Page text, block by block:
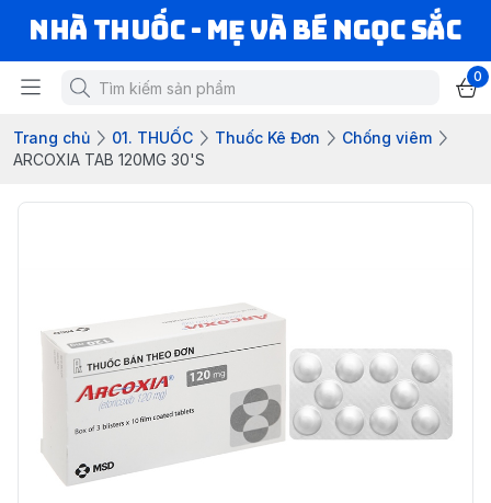
Nhà Thuốc - Mẹ và Bé Ngọc Sắc
0
Trang chủ 01. THUỐC Thuốc Kê Đơn
Chống viêm
ARCOXIA TAB 120MG 30'S